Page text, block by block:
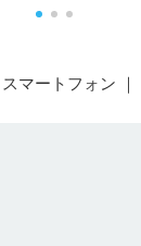
マートフォン ｜